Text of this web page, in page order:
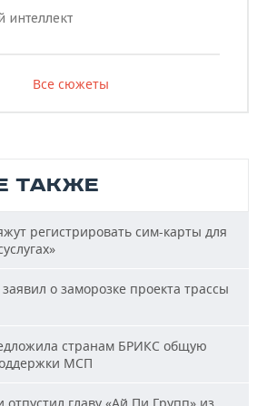
интеллект
Все сюжеты
ТАКЖЕ
регистрировать сим-карты для
о заморозке проекта трассы
странам БРИКС общую
МСП